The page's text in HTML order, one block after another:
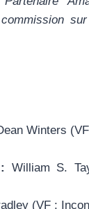
Winters
William S.
(VF :